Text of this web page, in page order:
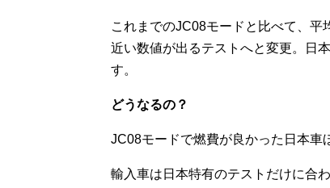
これまでのJC08モードと比べて、
近い数値が出るテストへと変更。日
す。
どうなるの？
JC08モードで燃費が良かった日本車
輸入車は日本特有のテストだけに合